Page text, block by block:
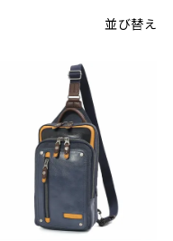
並び替え